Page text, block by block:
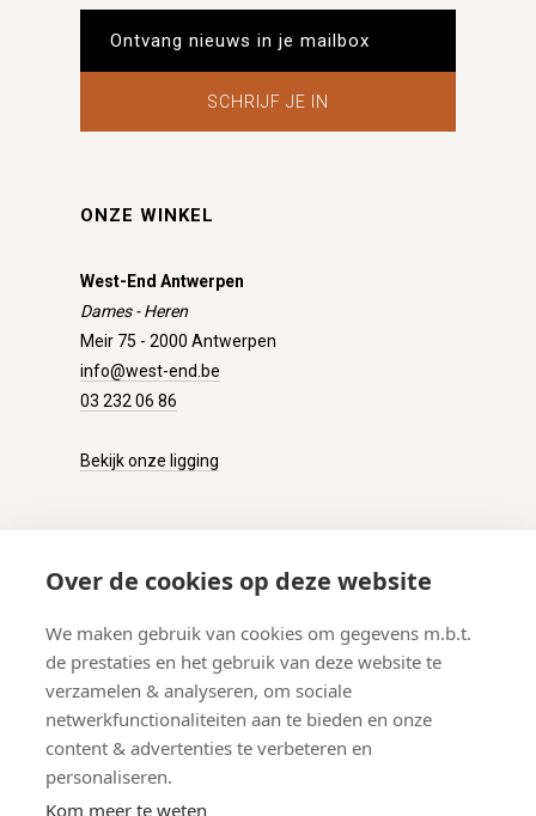
Over de cookies op deze website
We maken gebruik van cookies om gegevens m.b.t.
de prestaties en het gebruik van deze website te
verzamelen & analyseren, om sociale
netwerkfunctionaliteiten aan te bieden en onze
content & advertenties te verbeteren en
personaliseren.
Kom meer te weten
SCHRIJF JE IN
ONZE WINKEL
West-End Antwerpen
Dames - Heren
Meir 75 - 2000 Antwerpen
info@west-end.be
03 232 06 86
Bekijk onze ligging
Verzenden
Retourneren
Betalen
Veelgestelde vragen